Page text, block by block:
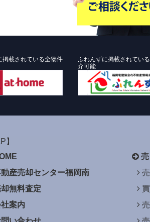
掲載されている全物件
ふれんずに掲載されてい
介可能
】
産売却センター福岡南
無料査定
案内